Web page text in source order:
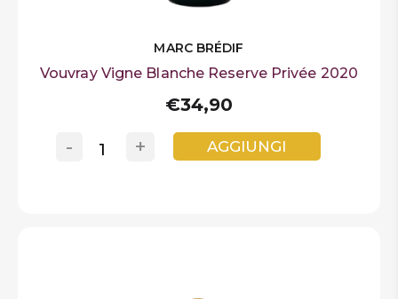
MARC BRÉDIF
Vouvray Vigne Blanche Reserve Privée 2020
€34,90
+
- AGGIUNGI